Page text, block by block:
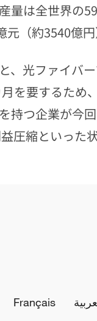
量は全世界の
（約3540億
、光ファイバ
を要するため
持つ企業が今
圧縮といった
Français